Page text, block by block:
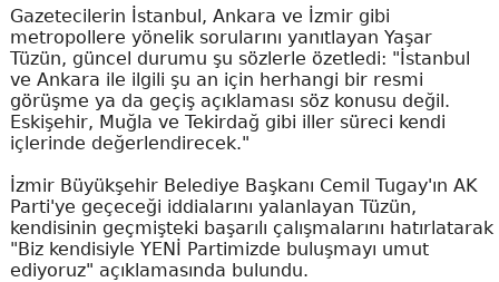
Gazetecilerin İstanbul, Ankara ve İzmir gibi
metropollere yönelik sorularını yanıtlayan Yaşar
Tüzün, güncel durumu şu sözlerle özetledi: "İstanbul
ve Ankara ile ilgili şu an için herhangi bir resmi
görüşme ya da geçiş açıklaması söz konusu değil.
Eskişehir, Muğla ve Tekirdağ gibi iller süreci kendi
içlerinde değerlendirecek."
İzmir Büyükşehir Belediye Başkanı Cemil Tugay'ın AK
Parti'ye geçeceği iddialarını yalanlayan Tüzün,
kendisinin geçmişteki başarılı çalışmalarını hatırlatarak
"Biz kendisiyle YENİ Partimizde buluşmayı umut
ediyoruz" açıklamasında bulundu.